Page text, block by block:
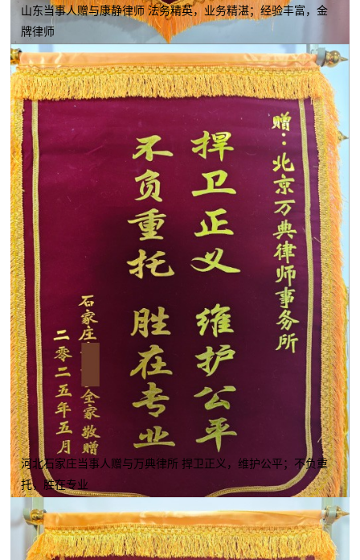
山东当事人赠与康静律师 法务精英，业务精湛；经验丰富，金
牌律师
河北石家庄当事人赠与万典律所 捍卫正义，维护公平；不负重
托，胜在专业